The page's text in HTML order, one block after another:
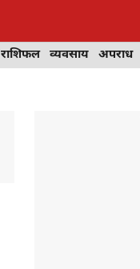
राशिफल व्यवसाय अपराध